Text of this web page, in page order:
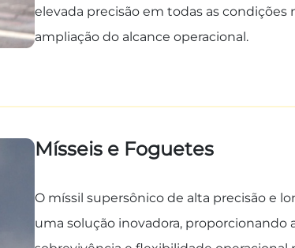
elevada precisão em todas as condições
ampliação do alcance operacional.
Mísseis e Foguetes
O míssil supersônico de alta precisão e
uma solução inovadora, proporcionando